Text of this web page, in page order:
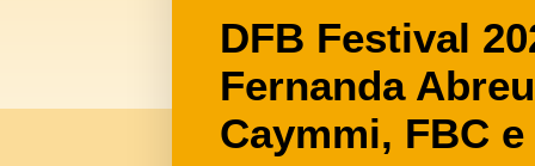
DFB Festival
Fernanda
Caymmi, FBC